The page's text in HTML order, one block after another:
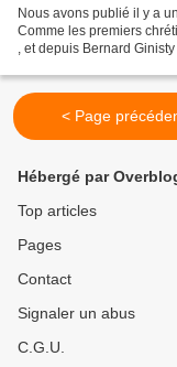
Nous avons publié il y a
Comme les premiers
, et depuis Bernard
< Page
Hébergé par
Top articles
Pages
Contact
Signaler un abus
C.G.U.